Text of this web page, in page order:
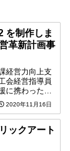
を制作しま
革新計画事
経営力向上支
会経営指導員
に携わった事
例集を制作し
業承継計画の
続化補助金や
...
2020年11月16日
ックアート